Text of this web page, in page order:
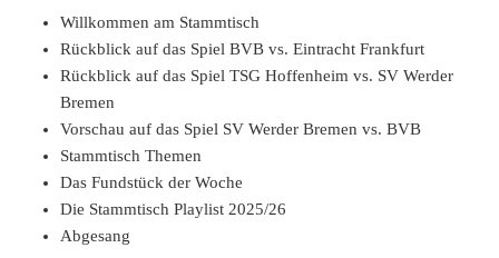
Willkommen am Stammtisch
Rückblick auf das Spiel BVB vs. Eintracht Frankfurt
Rückblick auf das Spiel TSG Hoffenheim vs. SV Werder
Bremen
Vorschau auf das Spiel SV Werder Bremen vs. BVB
Stammtisch Themen
Das Fundstück der Woche
Die Stammtisch Playlist 2025/26
Abgesang